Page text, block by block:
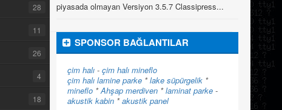
28
11
26
4
18
piyasada olmayan Versiyon 3.5.7 Classipress...
SPONSOR BAĞLANTILAR
çim halı - çim halı mineflo
çim halı lamine parke *lake süpürgelik *
mineflo *Ahşap merdiven *laminat parke -
akustik kabin *akustik panel